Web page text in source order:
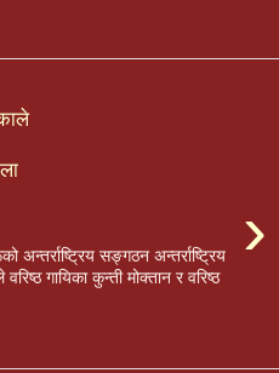
›
अन्तर्राष्ट्रिय सङ्गठन अन्तर्राष्ट्रिय
गायिका कुन्ती मोक्तान र वरिष्ठ